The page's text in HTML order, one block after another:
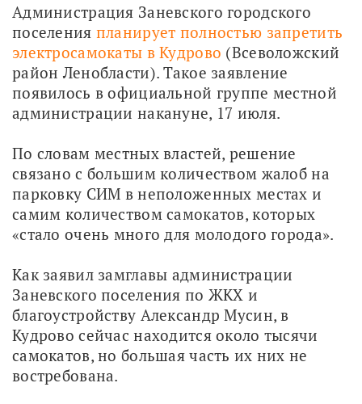
Администрация Заневского городского
поселения планирует полностью запретить
электросамокаты в Кудрово (Всеволожский
район Ленобласти). Такое заявление
появилось в официальной группе местной
администрации накануне, 17 июля.
По словам местных властей, решение
связано с большим количеством жалоб на
парковку СИМ в неположенных местах и
самим количеством самокатов, которых
«стало очень много для молодого города».
Как заявил замглавы администрации
Заневского поселения по ЖКХ и
благоустройству Александр Мусин, в
Кудрово сейчас находится около тысячи
самокатов, но большая часть их них не
востребована.